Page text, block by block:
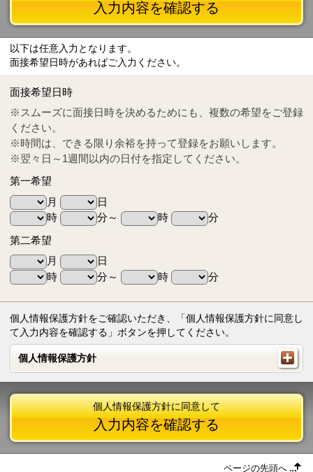
Tel
0570-55-0314
入力内容を確認する
以下は任意入力となります。
面接希望日時があればご入力ください。
面接希望日時
※スムーズに面接日時を決めるためにも、複数の希望をご登録
ください。
※時間は、できる限り余裕を持って登録をお願いします。
※翌々日～1週間以内の日付を指定してください。
第一希望
月
日
時
分～ 時
分
第二希望
月
日
時
分～ 時 分
個人情報保護方針をご確認いただき、「個人情報保護方針に同意し
て入力内容を確認する」ボタンを押してください。
個人情報保護方針
個人情報保護方針
個人情報保護方針に同意して
入力内容を確認する
ページの先頭へ